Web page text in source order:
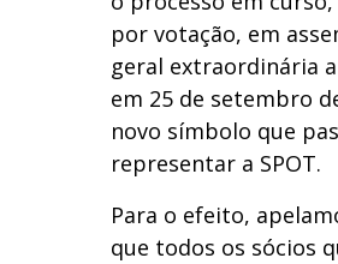
por votação, em
geral extraordinária
em 25 de setembro
novo símbolo que
representar a SPOT.
Para o efeito,
que todos os sócios